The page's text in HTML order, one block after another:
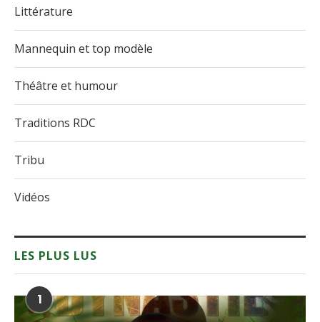
Littérature
Mannequin et top modèle
Théâtre et humour
Traditions RDC
Tribu
Vidéos
LES PLUS LUS
1